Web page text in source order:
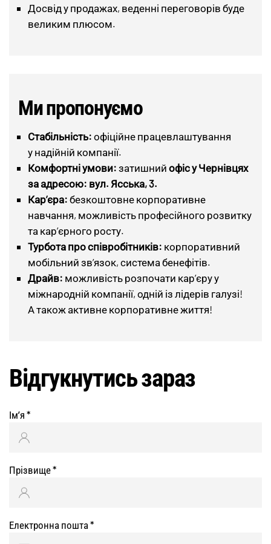
Досвід у продажах, веденні переговорів буде
великим плюсом.
Ми пропонуємо
Стабільність: офіційне працевлаштування
у надійній компанії.
Комфортні умови: затишний офіс у Чернівцях
за адресою: вул. Ясська, 3.
Кар’єра: безкоштовне корпоративне
навчання, можливість професійного розвитку
та кар’єрного росту.
Турбота про співробітників: корпоративний
мобільний зв’язок, система бенефітів.
Драйв: можливість розпочати кар’єру у
міжнародній компанії, одній із лідерів галузі!
А також активне корпоративне життя!
Відгукнутись зараз
Ім’я *
Прізвище*
Електронна пошта *